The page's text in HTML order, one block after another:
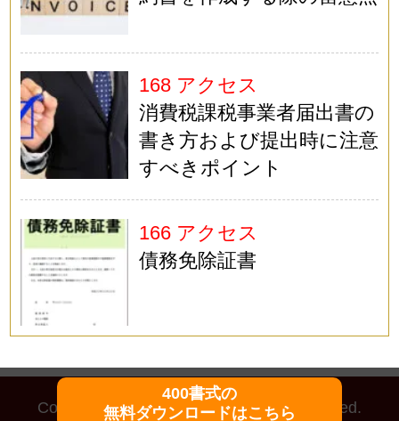
168 アクセス
消費税課税事業者届出書の
書き方および提出時に注意
すべきポイント
166 アクセス
債務免除証書
Copyright (C) マイ法務 All Rights Reserved.
400書式の
無料ダウンロードはこちら